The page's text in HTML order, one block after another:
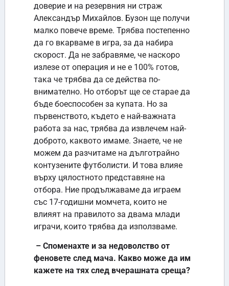
доверие и на резервния ни страж
Александър Михайлов. Бузон ще получи
малко повече време. Трябва постепенно
да го вкарваме в игра, за да набира
скорост. Да не забравяме, че наскоро
излезе от операция и не е 100% готов,
така че трябва да се действа по-
внимателно. Но отборът ще се старае да
бъде боеспособен за купата. Но за
първенството, където е най-важната
работа за нас, трябва да извлечем най-
доброто, каквото имаме. Знаете, че не
можем да разчитаме на дълготрайно
контузените футболисти. И това влияе
върху цялостното представяне на
отбора. Ние продължаваме да играем
със 17-годишни момчета, които не
влияят на правилото за двама млади
играчи, които трябва да използваме.
– Споменахте и за недоволство от
феновете след мача. Какво може да им
кажете на тях след вчерашната среща?